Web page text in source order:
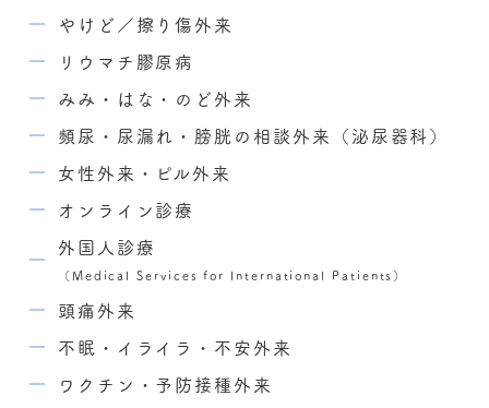
やけど／擦り傷外来
リウマチ膠原病
みみ・はな・のど外来
頻尿・尿漏れ・膀胱の相談外来（泌尿器科）
女性外来・ピル外来
オンライン診療
外国人診療
（Medical Services for International Patients）
頭痛外来
不眠・イライラ・不安外来
ワクチン・予防接種外来